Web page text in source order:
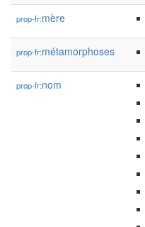
prop-fr:mère
prop-fr:métamorphoses
prop-fr:nom